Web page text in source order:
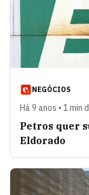
NEGÓCIOS
Há 9 anos • 1 min
Petros quer
Eldorado